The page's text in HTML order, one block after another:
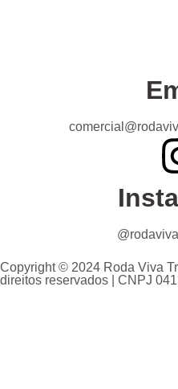
Copyright © 2024 Roda Viva
direitos reservados | CNPJ